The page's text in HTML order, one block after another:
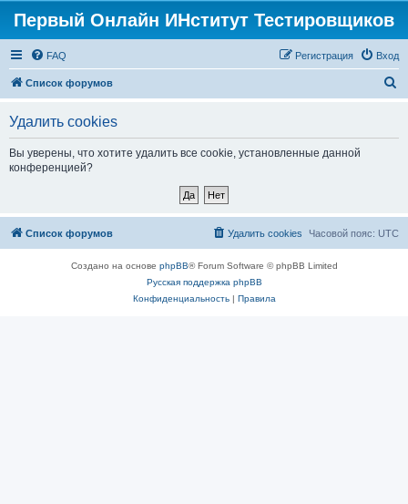
Первый Онлайн ИНститут Тестировщиков
FAQ Вход
Регистрация
Список форумов
Удалить cookies
Вы уверены, что хотите удалить все cookie, установленные данной
конференцией?
Список форумов Часовой пояс: UTC
Удалить cookies
Создано на основе phpBB® Forum Software © phpBB Limited
Русская поддержка phpBB
Конфиденциальность| Правила